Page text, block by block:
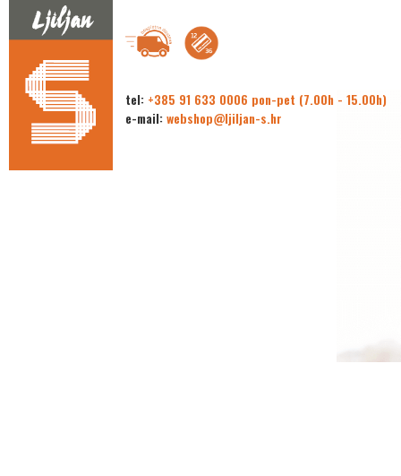
tel: +385 91 633 0006 pon-pet (7.00h - 15.00h)
e-mail: webshop@ljiljan-s.hr